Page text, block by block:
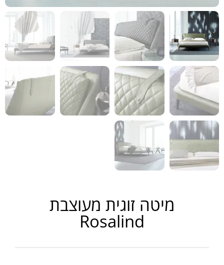
מיטה זוגית מעוצבת
Rosalind